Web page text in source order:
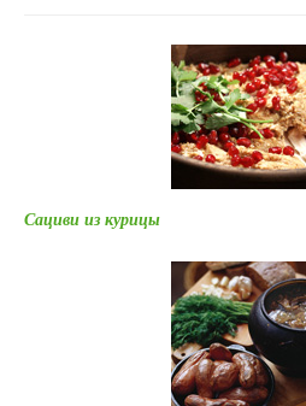
Сациви из курицы